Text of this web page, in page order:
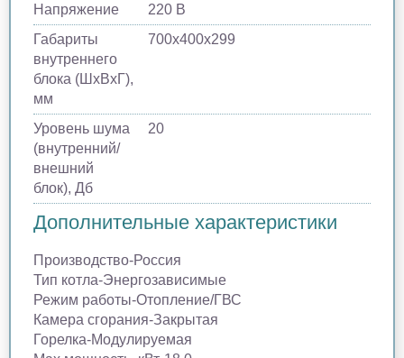
Напряжение
220 В
Габариты
внутреннего
блока (ШхВхГ),
мм
700х400х299
Уровень шума
(внутренний/
внешний
блок), Дб
20
Дополнительные характеристики
Производство-Россия
Тип котла-Энергозависимые
Режим работы-Отопление/ГВС
Камера сгорания-Закрытая
Горелка-Модулируемая